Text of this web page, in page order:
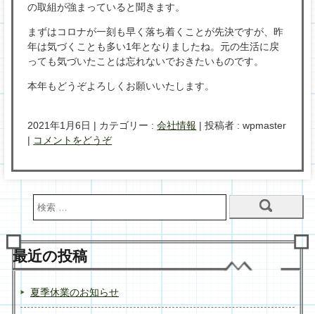
の取組が強まっていると聞きます。
まずはコロナが一刻も早く落ち着くことが先決ですが、昨
年は気づくことも多い1年となりましたね。元の生活に戻
っても気づいたことは忘れないでおきたいものです。
本年もどうぞよろしくお願いいたします。
2021年1月6日 | カテゴリー :会社情報 |投稿者 : wpmaster
| コメントをどうぞ
最近の投稿
夏季休業のお知らせ